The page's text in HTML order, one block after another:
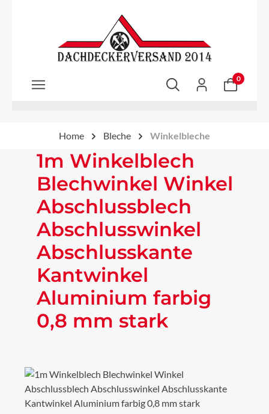
Zum Hauptinhalt springen
0
Home Bleche Winkelbleche
1m Winkelblech
Blechwinkel Winkel
Abschlussblech
Abschlusswinkel
Abschlusskante
Kantwinkel
Aluminium farbig
0,8 mm stark
Bildergalerie überspringen